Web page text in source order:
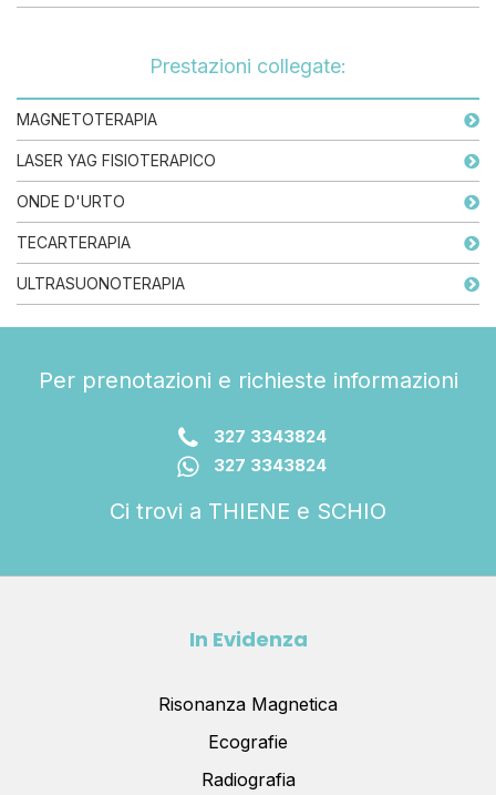
Prestazioni collegate:
MAGNETOTERAPIA
LASER YAG FISIOTERAPICO
ONDE D'URTO
TECARTERAPIA
ULTRASUONOTERAPIA
Per prenotazioni e richieste informazioni
327 3343824
327 3343824
Ci trovi a THIENE e SCHIO
In Evidenza
Risonanza Magnetica
Ecografie
Radiografia